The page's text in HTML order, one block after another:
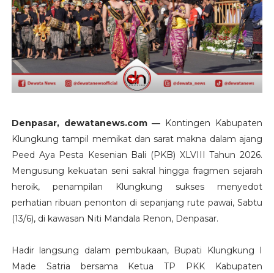
Denpasar, dewatanews.com — Kontingen Kabupaten
Klungkung tampil memikat dan sarat makna dalam ajang
Peed Aya Pesta Kesenian Bali (PKB) XLVIII Tahun 2026.
Mengusung kekuatan seni sakral hingga fragmen sejarah
heroik, penampilan Klungkung sukses menyedot
perhatian ribuan penonton di sepanjang rute pawai, Sabtu
(13/6), di kawasan Niti Mandala Renon, Denpasar.
Hadir langsung dalam pembukaan, Bupati Klungkung I
Made Satria bersama Ketua TP PKK Kabupaten